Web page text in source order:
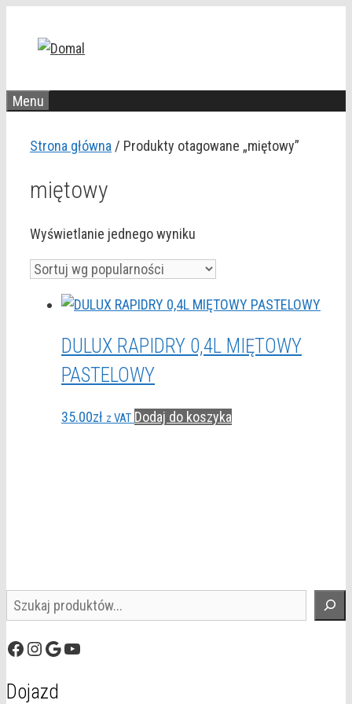
Menu
Strona główna / Produkty otagowane „miętowy”
miętowy
Wyświetlanie jednego wyniku
DULUX RAPIDRY 0,4L MIĘTOWY
PASTELOWY
35.00zł z VAT Dodaj do koszyka
Szukaj
Facebook
Instagram
GoogleYouTube
Dojazd